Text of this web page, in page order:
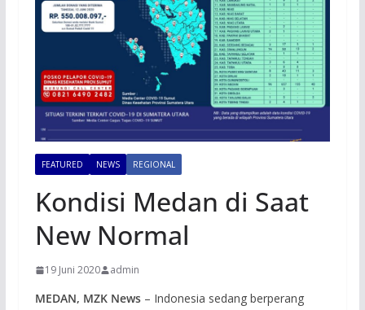
FEATURED NEWS REGIONAL
Kondisi Medan di Saat
New Normal
19 Juni 2020 admin
MEDAN, MZK News– Indonesia sedang berperang